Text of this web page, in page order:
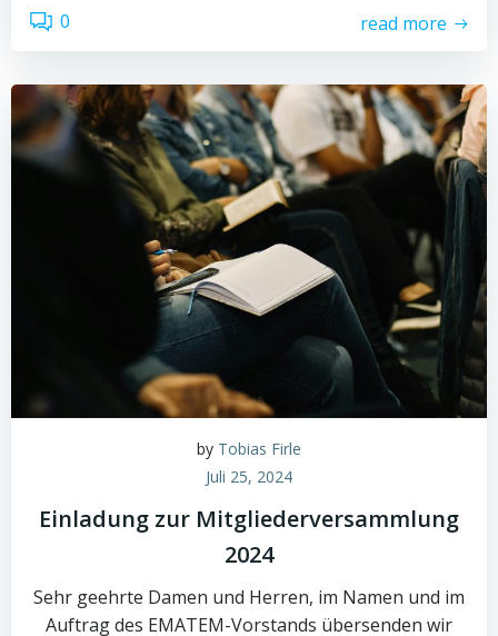
0 read more
by Tobias Firle
Juli 25, 2024
Einladung zur Mitgliederversammlung
2024
Sehr geehrte Damen und Herren, im Namen und im
Auftrag des EMATEM-Vorstands übersenden wir